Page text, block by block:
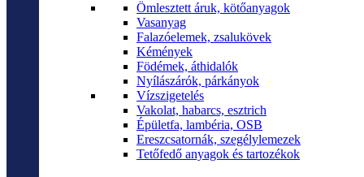
Ömlesztett áruk, kötőanyagok
Vasanyag
Falazóelemek, zsalukövek
Kémények
Födémek, áthidalók
Nyílászárók, párkányok
Vízszigetelés
Vakolat, habarcs, esztrich
Épületfa, lambéria, OSB
Ereszcsatornák, szegélylemezek
Tetőfedő anyagok és tartozékok